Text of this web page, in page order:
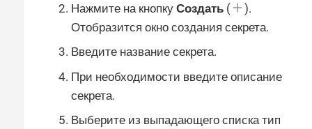
Нажмите на кнопку Создать (
).
Отобразится окно создания секрета.
Введите название секрета.
При необходимости введите описание
секрета.
Выберите из выпадающего списка тип